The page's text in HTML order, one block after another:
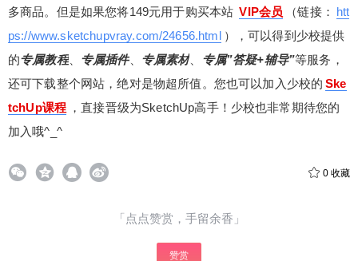
多商品。但是如果您将149元用于购买本站 VIP会员 （链接： htt
ps://www.sketchupvray.com/24656.html ），可以得到少校提供
的专属教程、 专属插件、 专属素材 专属”答疑+辅导”等服务，
还可下载整个网站，绝对是物超所值。您也可以加入少校的 Ske
tchUp课程 ，直接晋级为SketchUp高手！少校也非常期待您的
加入哦^_^
0 收藏
「点点赞赏，手留余香」
赞赏